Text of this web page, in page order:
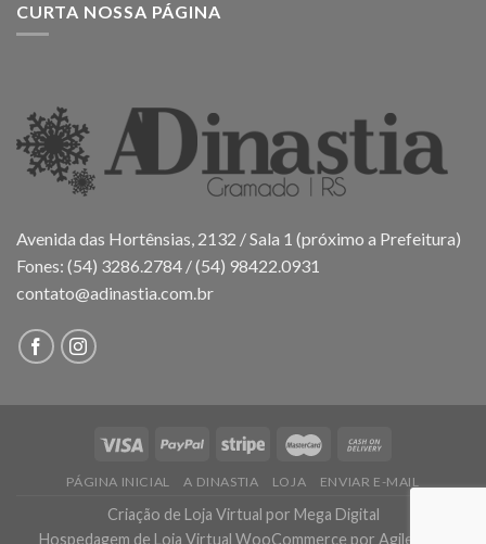
CURTA NOSSA PÁGINA
Avenida das Hortênsias, 2132 / Sala 1 (próximo a Prefeitura)
Fones: (54) 3286.2784 / (54) 98422.0931
contato@adinastia.com.br
PÁGINA INICIAL A DINASTIA LOJA ENVIAR E-MAIL
Criação de Loja Virtual por Mega Digital
Hospedagem de Loja Virtual WooCommerce por AgileHost